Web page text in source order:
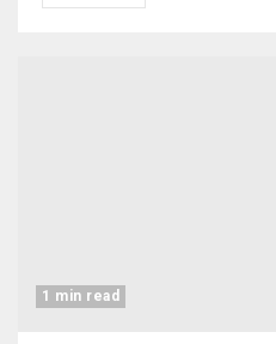
1 min read